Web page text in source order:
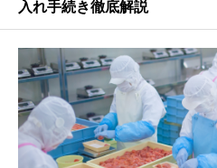
入れ手続き徹底解説